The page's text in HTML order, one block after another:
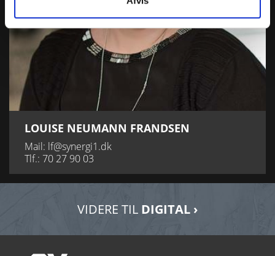
LOUISE NEUMANN FRANDSEN
Mail: lf@synergi1.dk
Tlf.: 70 27 90 03
VIDERE TIL DIGITAL ›